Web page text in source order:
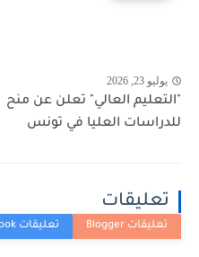
يوليو 23, 2026
"التعليم العالي" تعلن عن منح
للدراسات العليا في تونس
تعليقات